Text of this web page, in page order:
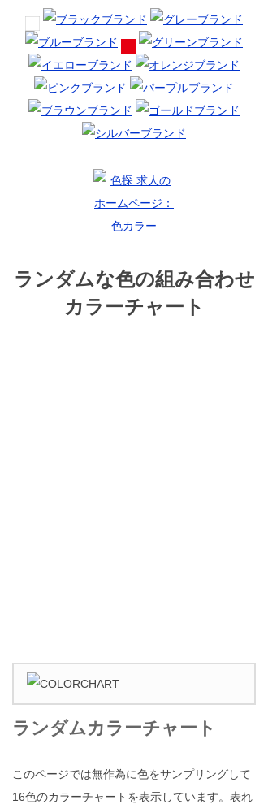
ランダムな色の組み合わせ
カラーチャート
ランダムカラーチャート
このページでは無作為に色をサンプリングして
16色のカラーチャートを表示しています。表れ